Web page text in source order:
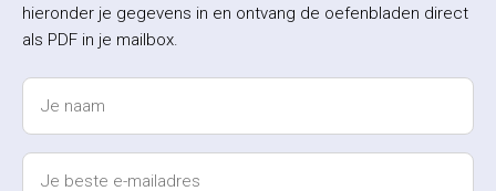
hieronder je gegevens in en ontvang de oefenbladen direct
als PDF in je mailbox.